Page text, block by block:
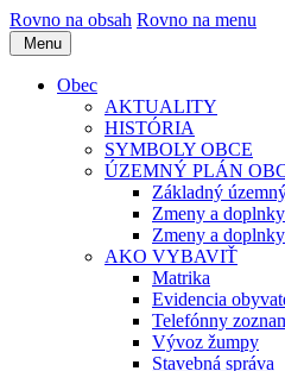
Rovno na obsah Rovno na menu
Menu
Obec
AKTUALITY
HISTÓRIA
SYMBOLY OBCE
ÚZEMNÝ PLÁN
Základný
Zmeny a
Zmeny a
AKO VYBAVIŤ
Matrika
Evidencia
Telefónny
Vývoz žumpy
Stavebná správa